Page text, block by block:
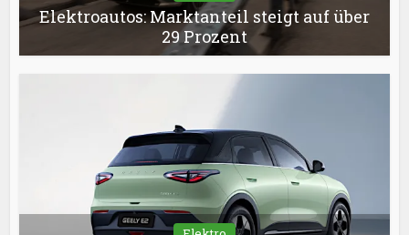
Elektroautos: Marktanteil steigt auf über
29 Prozent